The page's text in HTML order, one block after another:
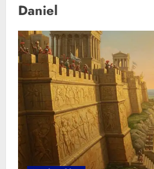
Daniel